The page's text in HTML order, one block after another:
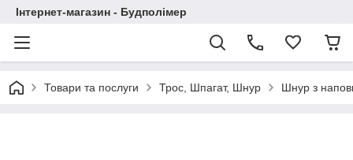
Інтернет-магазин - Будполімер
Товари та послуги Трос, Шпагат, Шнур Шнур з